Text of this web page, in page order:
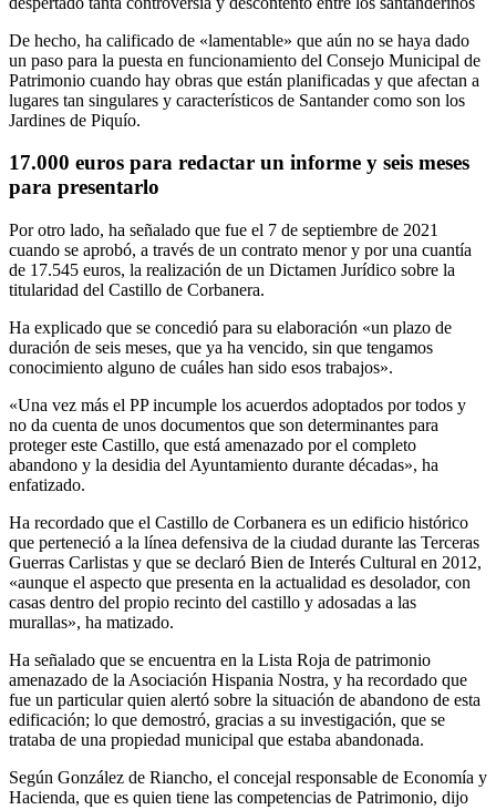
De hecho, ha calificado de «lamentable» que aún no se haya dado
un paso para la puesta en funcionamiento del Consejo Municipal de
Patrimonio cuando hay obras que están planificadas y que afectan a
lugares tan singulares y característicos de Santander como son los
Jardines de Piquío.
17.000 euros para redactar un informe y seis meses
para presentarlo
Por otro lado, ha señalado que fue el 7 de septiembre de 2021
cuando se aprobó, a través de un contrato menor y por una cuantía
de 17.545 euros, la realización de un Dictamen Jurídico sobre la
titularidad del Castillo de Corbanera.
Ha explicado que se concedió para su elaboración «un plazo de
duración de seis meses, que ya ha vencido, sin que tengamos
conocimiento alguno de cuáles han sido esos trabajos».
«Una vez más el PP incumple los acuerdos adoptados por todos y
no da cuenta de unos documentos que son determinantes para
proteger este Castillo, que está amenazado por el completo
abandono y la desidia del Ayuntamiento durante décadas», ha
enfatizado.
Ha recordado que el Castillo de Corbanera es un edificio histórico
que perteneció a la línea defensiva de la ciudad durante las Terceras
Guerras Carlistas y que se declaró Bien de Interés Cultural en 2012,
«aunque el aspecto que presenta en la actualidad es desolador, con
casas dentro del propio recinto del castillo y adosadas a las
murallas», ha matizado.
Ha señalado que se encuentra en la Lista Roja de patrimonio
amenazado de la Asociación Hispania Nostra, y ha recordado que
fue un particular quien alertó sobre la situación de abandono de esta
edificación; lo que demostró, gracias a su investigación, que se
trataba de una propiedad municipal que estaba abandonada.
Según González de Riancho, el concejal responsable de Economía y
Hacienda, que es quien tiene las competencias de Patrimonio, dijo